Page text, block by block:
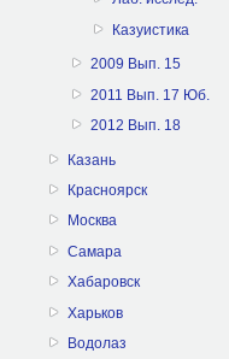
Казуистика
2009 Вып. 15
2011 Вып. 17 Юб.
2012 Вып. 18
Казань
Красноярск
Москва
Самара
Хабаровск
Харьков
Водолаз